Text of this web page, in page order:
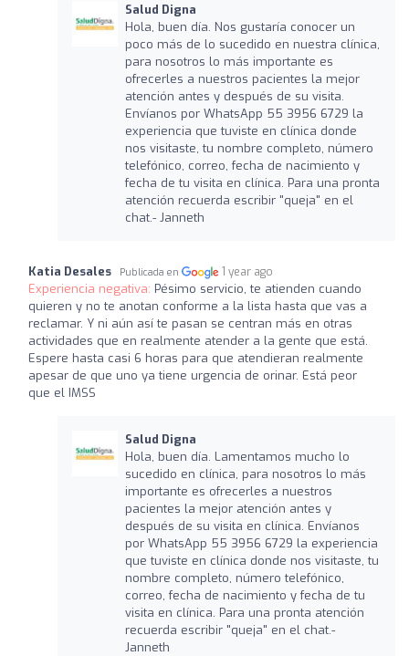
Salud Digna
Hola, buen día. Nos gustaría conocer un
poco más de lo sucedido en nuestra clínica,
para nosotros lo más importante es
ofrecerles a nuestros pacientes la mejor
atención antes y después de su visita.
Envíanos por WhatsApp 55 3956 6729 la
experiencia que tuviste en clínica donde
nos visitaste, tu nombre completo, número
telefónico, correo, fecha de nacimiento y
fecha de tu visita en clínica. Para una pronta
atención recuerda escribir "queja" en el
chat.- Janneth
Katia Desales Publicada en 1 year ago
Experiencia negativa: Pésimo servicio, te atienden cuando
quieren y no te anotan conforme a la lista hasta que vas a
reclamar. Y ni aún así te pasan se centran más en otras
actividades que en realmente atender a la gente que está.
Espere hasta casi 6 horas para que atendieran realmente
apesar de que uno ya tiene urgencia de orinar. Está peor
que el IMSS
Salud Digna
Hola, buen día. Lamentamos mucho lo
sucedido en clínica, para nosotros lo más
importante es ofrecerles a nuestros
pacientes la mejor atención antes y
después de su visita en clínica. Envíanos
por WhatsApp 55 3956 6729 la experiencia
que tuviste en clínica donde nos visitaste, tu
nombre completo, número telefónico,
correo, fecha de nacimiento y fecha de tu
visita en clínica. Para una pronta atención
recuerda escribir "queja" en el chat.-
Janneth